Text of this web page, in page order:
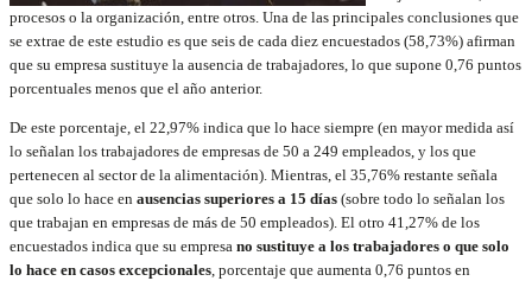
procesos o la organización, entre otros. Una de las principales conclusiones que
se extrae de este estudio es que seis de cada diez encuestados (58,73%) afirman
que su empresa sustituye la ausencia de trabajadores, lo que supone 0,76 puntos
porcentuales menos que el año anterior.
De este porcentaje, el 22,97% indica que lo hace siempre (en mayor medida así
lo señalan los trabajadores de empresas de 50 a 249 empleados, y los que
pertenecen al sector de la alimentación). Mientras, el 35,76% restante señala
que solo lo hace en ausencias superiores a 15 días (sobre todo lo señalan los
que trabajan en empresas de más de 50 empleados). El otro 41,27% de los
encuestados indica que su empresa no sustituye a los trabajadores o que solo
lo hace en casos excepcionales, porcentaje que aumenta 0,76 puntos en